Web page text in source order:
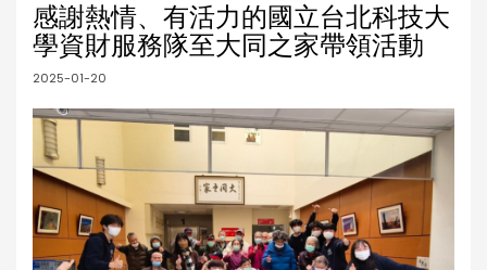
感謝熱情、有活力的國立台北科技大
學資財服務隊至大同之家帶領活動
2025-01-20